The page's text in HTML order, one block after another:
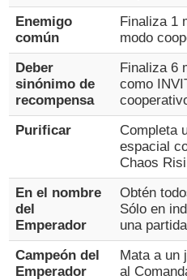
Enemigo
común
Finaliza 1
modo
Deber
sinónimo de
recompensa
Finaliza 6
como
Purificar
Completa
espacial
Chaos
En el nombre
del
Emperador
Obtén
Sólo en
una
Campeón del
Emperador
Mata a un
al